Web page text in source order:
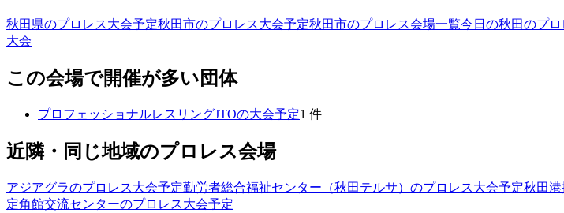
秋田県のプロレス大会予定秋田市のプロレス大会予定秋田市のプロレス会場一覧今日の秋田のプ
大会
この会場で開催が多い団体
プロフェッショナルレスリングJTOの大会予定1 件
近隣・同じ地域のプロレス会場
アジアグラのプロレス大会予定勤労者総合福祉センター（秋田テルサ） のプロレス大会予定秋田
定角館交流センターのプロレス大会予定